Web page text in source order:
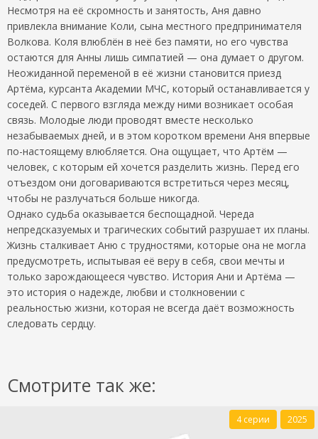
Несмотря на её скромность и занятость, Аня давно
привлекла внимание Коли, сына местного предпринимателя
Волкова. Коля влюблён в неё без памяти, но его чувства
остаются для Анны лишь симпатией — она думает о другом.
Неожиданной переменой в её жизни становится приезд
Артёма, курсанта Академии МЧС, который останавливается у
соседей. С первого взгляда между ними возникает особая
связь. Молодые люди проводят вместе несколько
незабываемых дней, и в этом коротком времени Аня впервые
по-настоящему влюбляется. Она ощущает, что Артём —
человек, с которым ей хочется разделить жизнь. Перед его
отъездом они договариваются встретиться через месяц,
чтобы не разлучаться больше никогда.
Однако судьба оказывается беспощадной. Череда
непредсказуемых и трагических событий разрушает их планы.
Жизнь сталкивает Аню с трудностями, которые она не могла
предусмотреть, испытывая её веру в себя, свои мечты и
только зарождающееся чувство. История Ани и Артёма —
это история о надежде, любви и столкновении с
реальностью жизни, которая не всегда даёт возможность
следовать сердцу.
Смотрите так же:
4 серии 2025